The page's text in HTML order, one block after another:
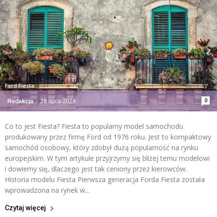
Redakcja - 28 lipca 2024 0
Ford Fiesta
Co to jest Fiesta? Fiesta to popularny model samochodu
produkowany przez firmę Ford od 1976 roku. Jest to kompaktowy
samochód osobowy, który zdobył dużą popularność na rynku
europejskim. W tym artykule przyjrzymy się bliżej temu modelowi
i dowiemy się, dlaczego jest tak ceniony przez kierowców.
Historia modelu Fiesta Pierwsza generacja Forda Fiesta została
wprowadzona na rynek w...
Czytaj więcej